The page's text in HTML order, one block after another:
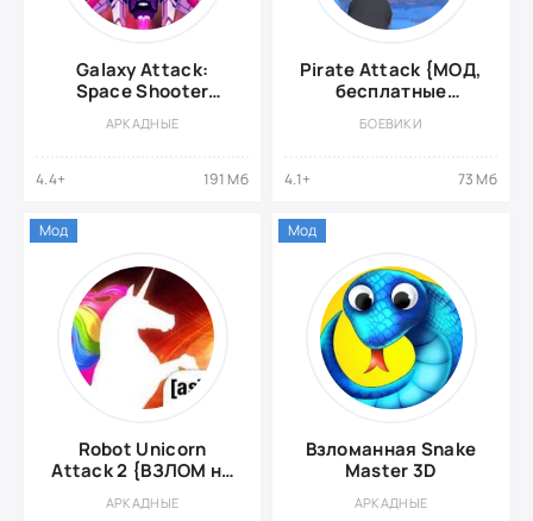
Galaxy Attack:
Space Shooter
АРКАДНЫЕ
4.4+ 191 Мб
Pirate Attack {МОД,
бесплатные
рекламы}
БОЕВИКИ
4.1+ 73 Мб
Robot Unicorn
Attack 2 {ВЗЛОМ на
АРКАДНЫЕ
Мод
Взломанная Snake
Master 3D
АРКАДНЫЕ
Мод